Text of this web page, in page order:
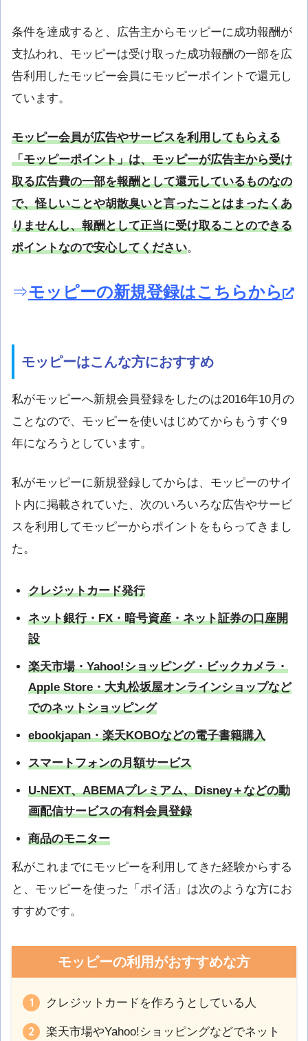
条件を達成すると、広告主からモッピーに成功報酬が
支払われ、モッピーは受け取った成功報酬の一部を広
告利用したモッピー会員にモッピーポイントで還元し
ています。
モッピー会員が広告やサービスを利用してもらえる
「モッピーポイント」は、モッピーが広告主から受け
取る広告費の一部を報酬として還元しているものなの
で、怪しいことや胡散臭いと言ったことはまったくあ
りませんし、報酬として正当に受け取ることのできる
ポイントなので安心してください。
⇒モッピーの新規登録はこちらから
モッピーはこんな方におすすめ
私がモッピーへ新規会員登録をしたのは2016年10月の
ことなので、モッピーを使いはじめてからもうすぐ9
年になろうとしています。
私がモッピーに新規登録してからは、モッピーのサイ
ト内に掲載されていた、次のいろいろな広告やサービ
スを利用してモッピーからポイントをもらってきまし
た。
クレジットカード発行
ネット銀行・FX・暗号資産・ネット証券の口座開
設
楽天市場・Yahoo!ショッピング・ビックカメラ・
Apple Store・大丸松坂屋オンラインショップなど
でのネットショッピング
ebookjapan・楽天KOBOなどの電子書籍購入
スマートフォンの月額サービス
U-NEXT、ABEMAプレミアム、Disney＋などの動
画配信サービスの有料会員登録
商品のモニター
私がこれまでにモッピーを利用してきた経験からする
と、モッピーを使った「ポイ活」は次のような方にお
すすめです。
モッピーの利用がおすすめな方
クレジットカードを作ろうとしている人
楽天市場やYahoo!ショッピングなどでネット